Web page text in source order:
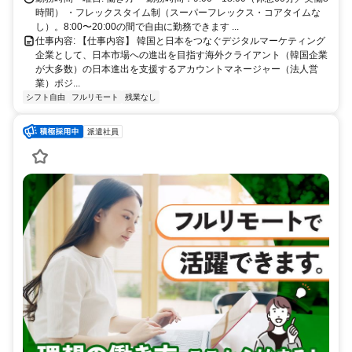
時間） ・フレックスタイム制（スーパーフレックス・コアタイムな
し）。8:00〜20:00の間で自由に勤務できます ...
仕事内容: 【仕事内容】 韓国と日本をつなぐデジタルマーケティング
企業として、日本市場への進出を目指す海外クライアント（韓国企業
が大多数）の日本進出を支援するアカウントマネージャー（法人営
業）ポジ...
シフト自由 フルリモート 残業なし
派遣社員